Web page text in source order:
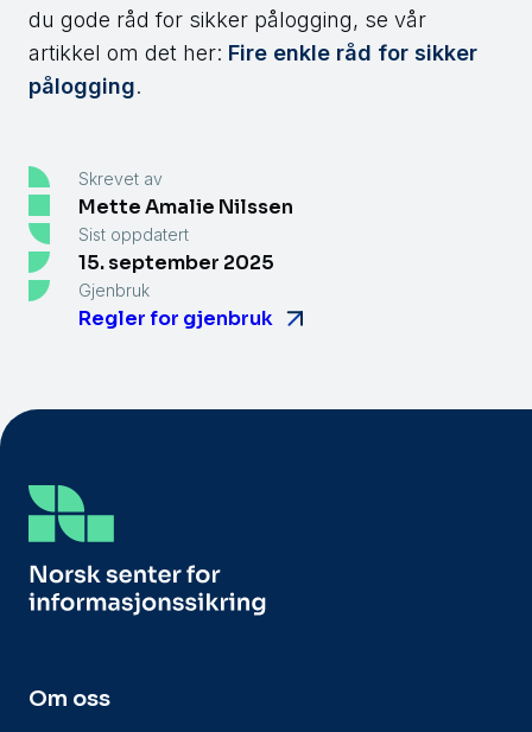
du gode råd for sikker pålogging, se vår
artikkel om det her: Fire enkle råd for sikker
pålogging.
Skrevet av
Mette Amalie Nilssen
Sist oppdatert
15. september 2025
Gjenbruk
Regler for gjenbruk
Om oss